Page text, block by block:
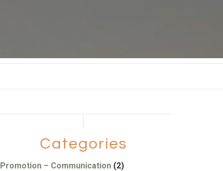
Categories
Promotion – Communication (2)